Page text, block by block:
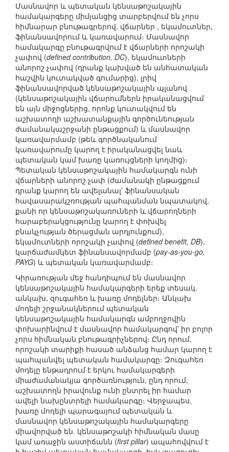
Մասնավոր և պետական կենսաթոշակային
համակարգերը միմյանցից տարբերվում են չորս
հիմնարար բնութագրերով. վճարներ , եկամուտներ,
ֆինանսավորում և կառավարում։ Մասնավոր
համակարգը բնութագրվում է վճարների որոշակի
չափով (defined contribution, DC), եկամուտների
անորոշ չափով (դրանք կախված են անհատական
հաշվին կուտակված գումարից), լրիվ
ֆինանսավորված կենսաթոշակային պլանով
(կենսաթոշակային վճարումներն իրականացվում
են այն միջոցներից, որոնք կուտակվում են
աշխատողի աշխատանքային գործունեության
ժամանակաշրջանի ընթացքում) և մասնավոր
կառավարմամբ (թեև գործնականում
կառավարումը կարող է իրականացվել նաև
պետական կամ խառը կառույցների կողմից)։
Պետական կենսաթոշակային համակարգն ունի
վճարների անորոշ չափ (ժամանակի ընթացքում
դրանք կարող են ավելանալ՝ ֆինանսական
հավասարակշռության պահպանման նպատակով,
քանի որ կենսաթոշակառուների և վճարողների
հարաբերակցությունը կարող է փոխվել
բնակչության ծերացման արդյունքում),
եկամուտների որոշակի չափով (defined benefit, DB),
կարճաժամկետ ֆինանսավորմամբ (pay-as-you-go,
PAYG) և պետական կառավարմամբ։
Կիրառության մեջ հանդիպում են մասնավոր
կենսաթոշակային համակարգերի երեք տեսակ.
անկախ, զուգահեռ և խառը մոդելներ։ Անկախ
մոդելի շրջանակներում պետական
կենսաթոշակային համակարգն ամբողջովին
փոխարինվում է մասնավոր համակարգով՝ իր բոլոր
չորս հիմնական բնութագրիչներով։ Ընդ որում,
որոշակի տարիքի հասած անձանց համար կարող է
պահպանվել պետական համակարգը։ Զուգահեռ
մոդելը ենթադրում է երկու համակարգերի
միաժամանակյա գործառնություն, ընդ որում,
աշխատողն իրավունք ունի ընտրել իր համար
ավելի նախընտրելի համակարգը։ Վերջապես,
խառը մոդելի պարագայում պետական և
մասնավոր կենսաթոշակային համակարգերը
միավորված են. կենսաթոշակի հիմնական մասը
կամ առաջին աստիճանն (first pillar) ապահովվում է